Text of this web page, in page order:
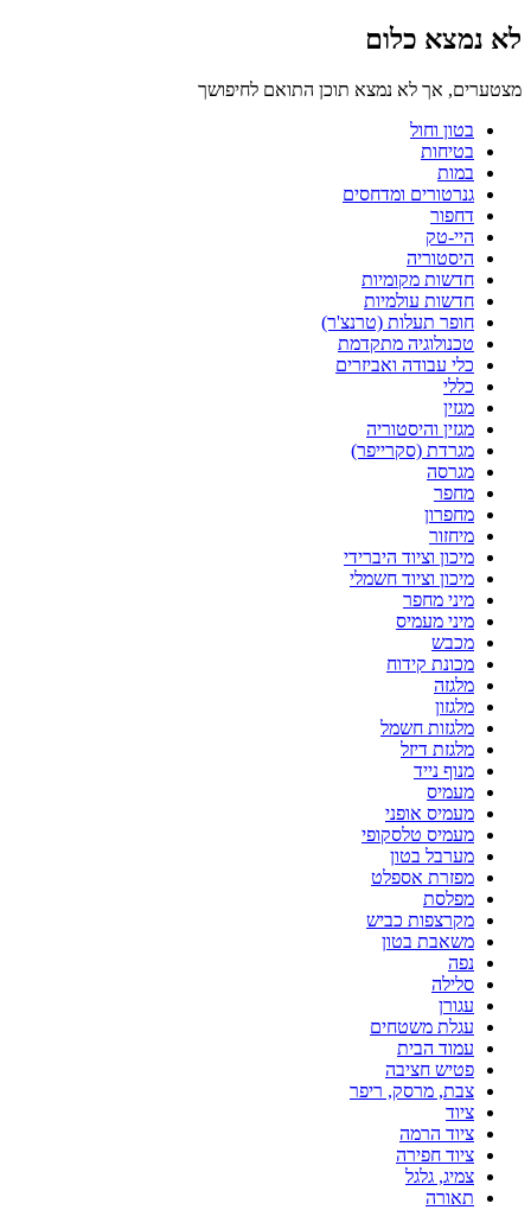
לא נמצא כלום
מצטערים, אך לא נמצא תוכן התואם לחיפושך
בטון וחול
בטיחות
במות
גנרטורים ומדחסים
דחפור
היי-טק
היסטוריה
חדשות מקומיות
חדשות עולמיות
חופר תעלות (טרנצ'ר)
טכנולוגיה מתקדמת
כלי עבודה ואביזרים
כללי
מגזין
מגזין והיסטוריה
מגרדת (סקרייפר)
מגרסה
מחפר
מחפרון
מיחזור
מיכון וציוד היברידי
מיכון וציוד חשמלי
מיני מחפר
מיני מעמיס
מכבש
מכונת קידוח
מלגזה
מלגזון
מלגזות חשמל
מלגזת דיזל
מנוף נייד
מעמיס
מעמיס אופני
מעמיס טלסקופי
מערבל בטון
מפזרת אספלט
מפלסת
מקרצפות כביש
משאבת בטון
נפה
סלילה
עגורן
עגלת משטחים
עמוד הבית
פטיש חציבה
צבת, מרסק, ריפר
ציוד
ציוד הרמה
ציוד חפירה
צמיג, גלגל
תאורה